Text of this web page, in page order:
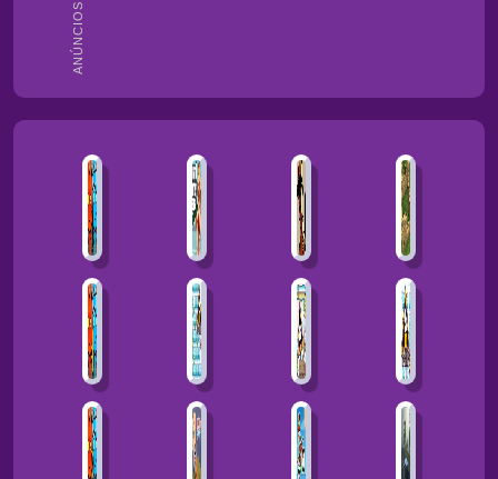
ANÚNCIOS